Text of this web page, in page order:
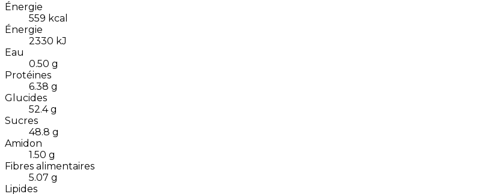
Énergie
559 kcal
Énergie
2330 kJ
Eau
0.50 g
Protéines
6.38 g
Glucides
52.4 g
Sucres
48.8 g
Amidon
1.50 g
Fibres alimentaires
5.07 g
Lipides